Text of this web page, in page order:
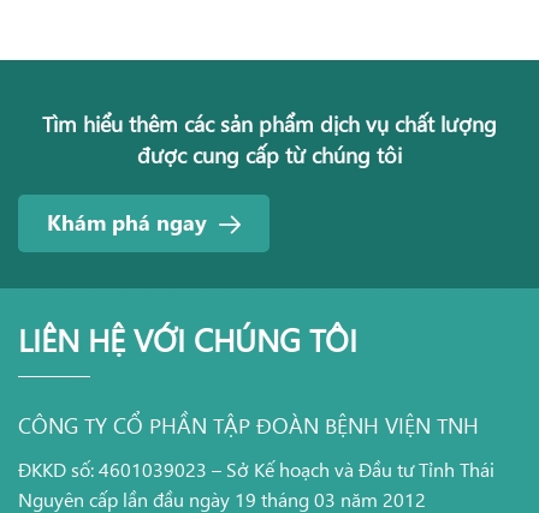
Tìm hiểu thêm các sản phẩm dịch vụ chất lượng
được cung cấp từ chúng tôi
Khám phá ngay
LIÊN HỆ VỚI CHÚNG TÔI
CÔNG TY CỔ PHẦN TẬP ĐOÀN BỆNH VIỆN TNH
ĐKKD số: 4601039023 – Sở Kế hoạch và Đầu tư Tỉnh Thái
Nguyên cấp lần đầu ngày 19 tháng 03 năm 2012